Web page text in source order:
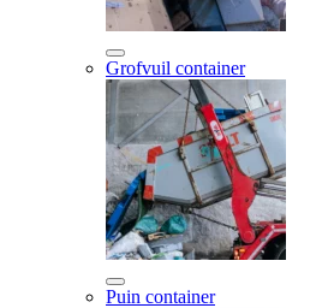
Grofvuil container
Puin container